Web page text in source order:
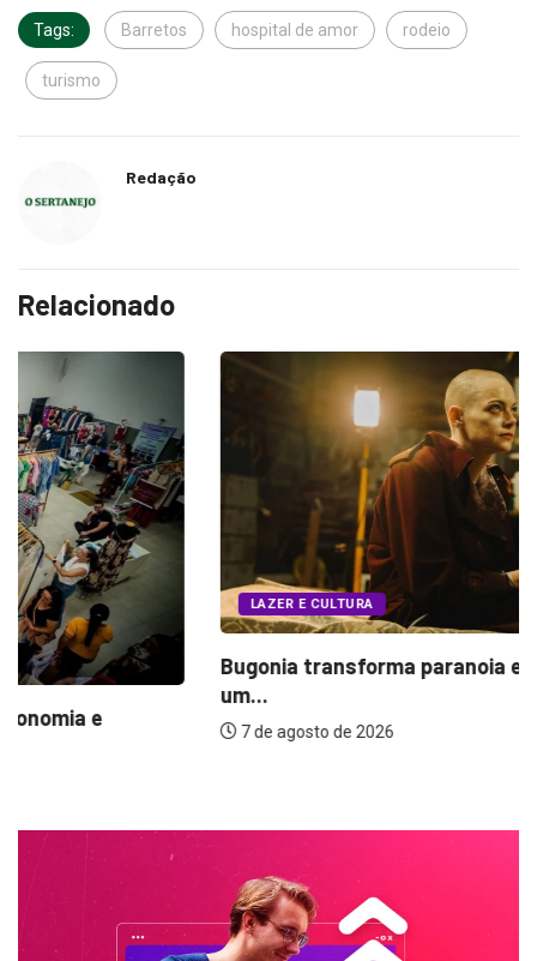
Tags: Barretos hospital de amor rodeio
turismo
Redação
Relacionado
LAZER E CULTURA
Bugonia transforma paranoia e conspiração em
um...
7 de agosto de 2026